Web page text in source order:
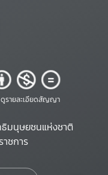
ดูรายละเอียดสัญญา
มนุษยชนแห่งชาติ
ชการ